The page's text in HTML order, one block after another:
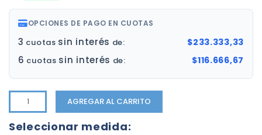
OPCIONES DE PAGO EN CUOTAS
3 cuotas sin interés de: $233.333,33
6 cuotas sin interés de: $116.666,67
AGREGAR AL CARRITO
Seleccionar medida: